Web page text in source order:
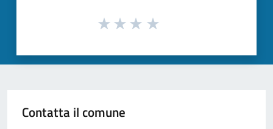
Contatta il comune